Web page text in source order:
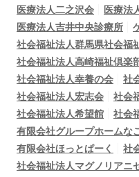
医療法人二之沢会
医療法
医療法人吉井中央診療所
社会福祉法人群馬県社会福
社会福祉法人高崎福祉倶楽
社会福祉法人幸養の会
社
社会福祉法人宏志会
社会
社会福祉法人希望館
社会
有限会社グループホームな
有限会社ほっとぱーく
社
社会福祉法人マグノリアニ